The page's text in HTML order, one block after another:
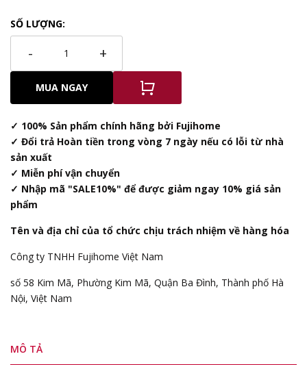
SỐ LƯỢNG:
- +
MUA NGAY
✓ 100% Sản phẩm chính hãng bởi Fujihome
✓ Đổi trả Hoàn tiền trong vòng 7 ngày nếu có lỗi từ nhà
sản xuất
✓ Miễn phí vận chuyển
✓ Nhập mã "SALE10%" để được giảm ngay 10% giá sản
phẩm
Tên và địa chỉ của tổ chức chịu trách nhiệm về hàng hóa
Công ty TNHH Fujihome Việt Nam
số 58 Kim Mã, Phường Kim Mã, Quận Ba Đình, Thành phố Hà
Nội, Việt Nam
MÔ TẢ